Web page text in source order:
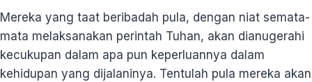
Mereka yang taat beribadah pula, dengan niat semata-
mata melaksanakan perintah Tuhan, akan dianugerahi
kecukupan dalam apa pun keperluannya dalam
kehidupan yang dijalaninya. Tentulah pula mereka akan